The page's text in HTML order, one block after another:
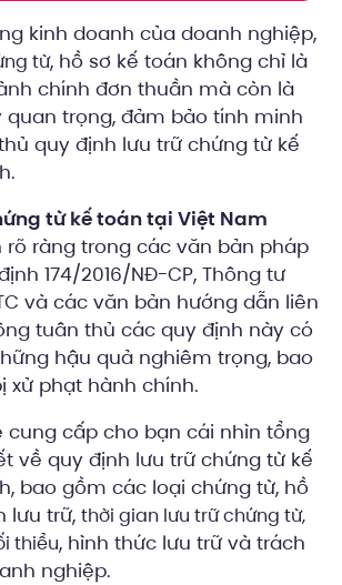
kinh doanh của doanh nghiệp,
từ, hồ sơ kế toán không chỉ là
chính đơn thuần mà còn là
quan trọng, đảm bảo tính minh
quy định lưu trữ chứng từ kế
từ kế toán tại Việt Nam
ràng trong các văn bản pháp
174/2016/NĐ-CP, Thông tư
và các văn bản hướng dẫn liên
tuân thủ các quy định này có
hậu quả nghiêm trọng, bao
xử phạt hành chính.
cung cấp cho bạn cái nhìn tổng
về quy định lưu trữ chứng từ kế
bao gồm các loại chứng từ, hồ
lưu trữ, thời gian lưu trữ chứng từ,
thiểu, hình thức lưu trữ và trách
nghiệp.